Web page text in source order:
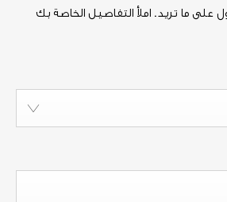
ما تريد. املأ التفاصيل الخاصة بك